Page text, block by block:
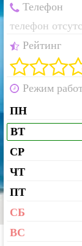
Телефон
телефон
Рейтинг
Режим
ПН
ВТ
СР
ЧТ
ПТ
СБ
ВС